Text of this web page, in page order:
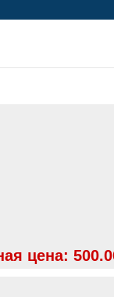
цена: